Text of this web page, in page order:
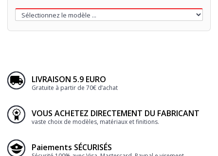
LIVRAISON 5.9 EURO
Gratuite à partir de 70€ d’achat
VOUS ACHETEZ DIRECTEMENT DU FABRICANT
vaste choix de modèles, matériaux et finitions.
Paiements SÉCURISÉS